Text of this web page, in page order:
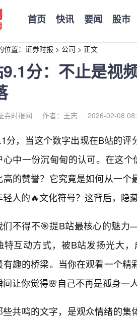
首页 快讯 要闻 股市
置： 证券时报 > 公司 > 正文
分：不止是视
券时报网 作者：王志 2026-02-08
分，当这个数字出现在B站的
心中一份沉甸甸的认可。在这
高的赞誉？它究竟是如何从一
轻人的🔥文化符号？这背后，隐
们不得不🎯提B站最核心的魅
特互动方式，被B站发扬光大
有趣的桥梁。当你在观看一个
间让你觉得🌸自己不再是孤身一
些共鸣的文字，是观众情绪的